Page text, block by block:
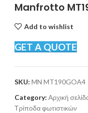
Manfrotto
Add to wishlist
GET A QUOTE
SKU: MN MT190GOA4
Category: Αρχική
Τρίποδα φωτιστικών